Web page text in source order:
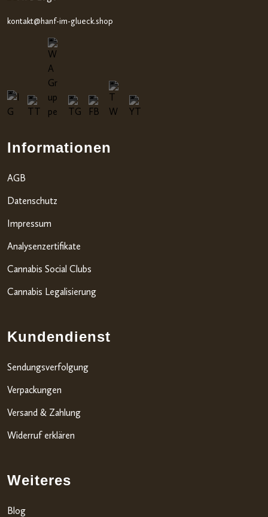
kontakt@hanf-im-glueck.shop
Informationen
AGB
Datenschutz
Impressum
Analysenzertifikate
Cannabis Social Clubs
Cannabis Legalisierung
Kundendienst
Sendungsverfolgung
Verpackungen
Versand & Zahlung
Widerruf erklären
Weiteres
Blog